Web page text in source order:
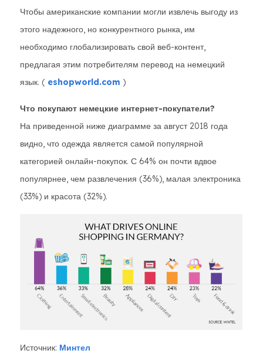
Чтобы американские компании могли извлечь выгоду из
этого надежного, но конкурентного рынка, им
необходимо глобализировать свой веб-контент,
предлагая этим потребителям перевод на немецкий
язык. ( eshopworld.com )
Что покупают немецкие интернет-покупатели?
На приведенной ниже диаграмме за август 2018 года
видно, что одежда является самой популярной
категорией онлайн-покупок. С 64% он почти вдвое
популярнее, чем развлечения (36%), малая электроника
(33%) и красота (32%).
Источник: Минтел